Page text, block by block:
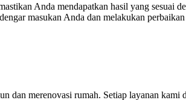
Anda mendapatkan hasil yang sesuai
masukan Anda dan melakukan
dan merenovasi rumah. Setiap layanan